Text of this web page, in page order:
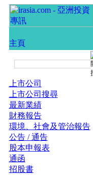
上市公司
上市公司搜尋
最新業績
財務報告
環境、社會及管治報告
公告 / 通告
股本申報表
通函
招股書